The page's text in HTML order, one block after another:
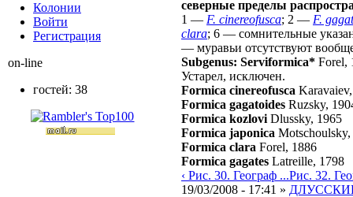
северные пределы
1 — F. cinereofusca; 2 — F.
clara; 6 — сомнительные
— муравьи отсутствуют
Subgenus: Serviformica* Forel,
Устарел, исключен.
Formica cinereofusca
Formica gagatoides Ruzsky,
Formica kozlovi Dlussky, 1965
Formica japonica
Formica clara Forel, 1886
Formica gagates Latreille, 1798
‹ Рис. 30. Географ ...Рис. 32.
19/03/2008 - 17:41 »
Колонии
Войти
Peгиcтpaция
on-line
гостей: 38